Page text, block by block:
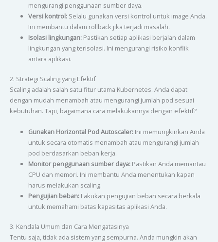
mengurangi penggunaan sumber daya.
Versi kontrol:Selalu gunakan versi kontrol untuk image Anda.
Ini membantu dalam rollback jika terjadi masalah.
Isolasi lingkungan:Pastikan setiap aplikasi berjalan dalam
lingkungan yang terisolasi. Ini mengurangi risiko konflik
antara aplikasi.
2. Strategi Scaling yang Efektif
Scaling adalah salah satu fitur utama Kubernetes. Anda dapat
dengan mudah menambah atau mengurangi jumlah pod sesuai
kebutuhan. Tapi, bagaimana cara melakukannya dengan efektif?
Gunakan Horizontal Pod Autoscaler:Ini memungkinkan Anda
untuk secara otomatis menambah atau mengurangi jumlah
pod berdasarkan beban kerja.
Monitor penggunaan sumber daya:Pastikan Anda memantau
CPU dan memori. Ini membantu Anda menentukan kapan
harus melakukan scaling.
Pengujian beban:Lakukan pengujian beban secara berkala
untuk memahami batas kapasitas aplikasi Anda.
3. Kendala Umum dan Cara Mengatasinya
Tentu saja, tidak ada sistem yang sempurna. Anda mungkin akan